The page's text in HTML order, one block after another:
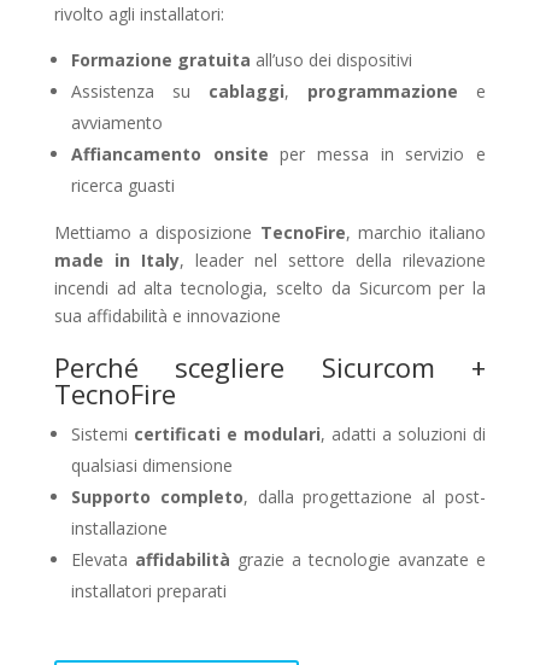
rivolto agli installatori:
Formazione gratuita all’uso dei dispositivi
Assistenza su cablaggi, programmazione e
avviamento
Affiancamento onsite per messa in servizio e
ricerca guasti
Mettiamo a disposizione TecnoFire, marchio italiano
made in Italy, leader nel settore della rilevazione
incendi ad alta tecnologia, scelto da Sicurcom per la
sua affidabilità e innovazione
Perché scegliere Sicurcom +
TecnoFire
Sistemi certificati e modulari, adatti a soluzioni di
qualsiasi dimensione
Supporto completo, dalla progettazione al post-
installazione
Elevata affidabilità grazie a tecnologie avanzate e
installatori preparati